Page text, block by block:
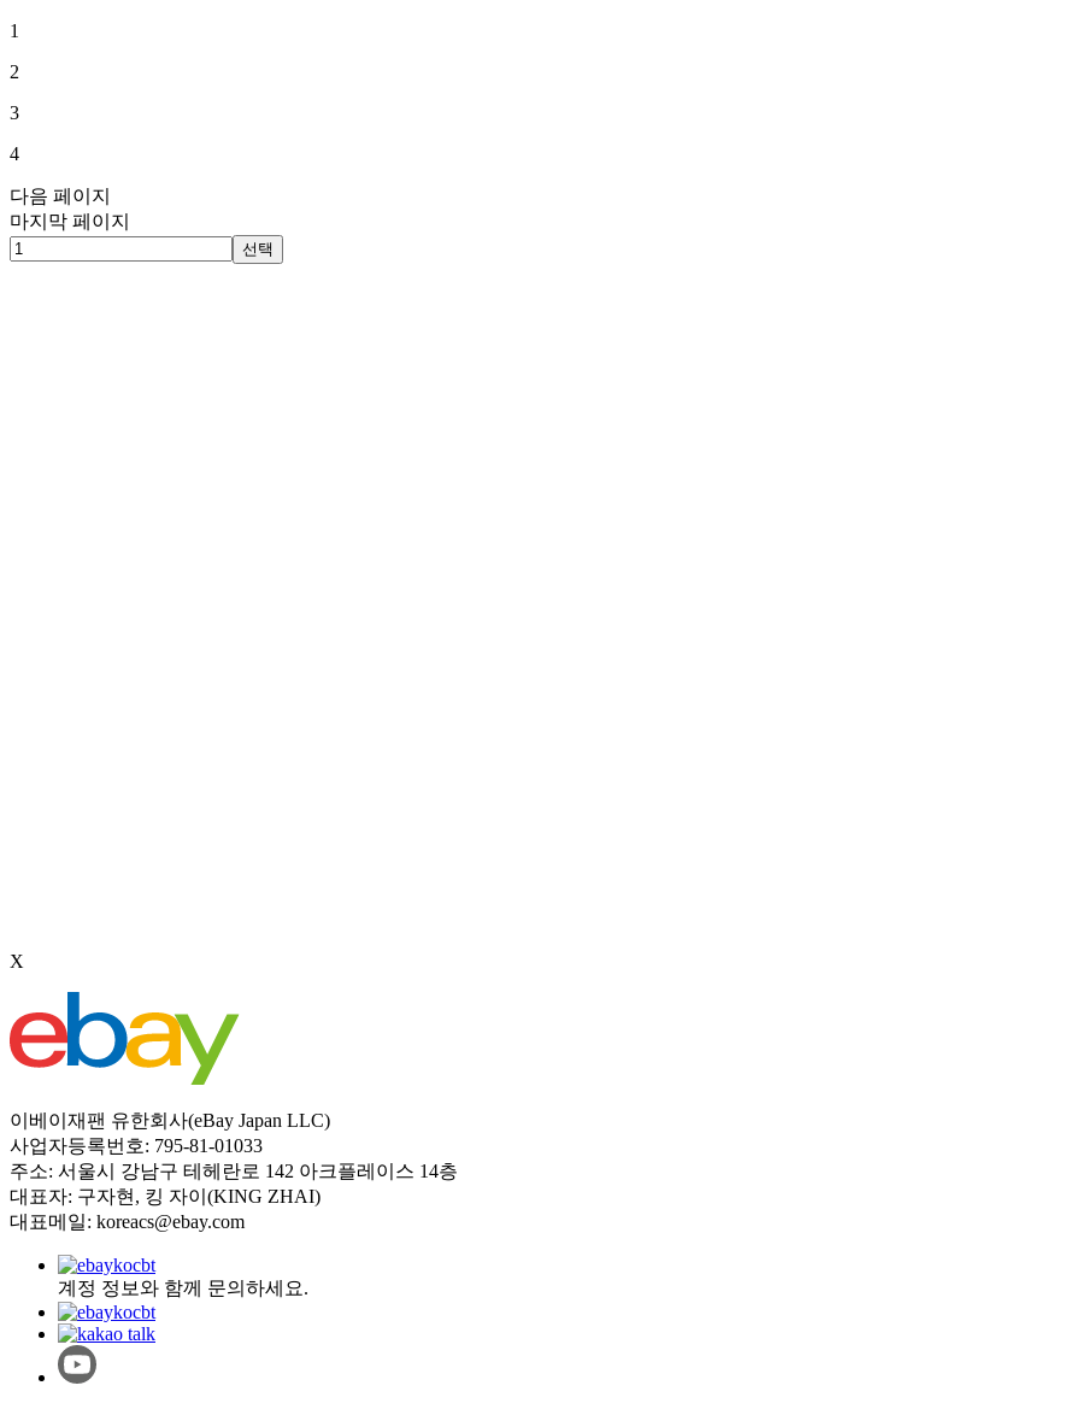
1
2
3
4
다음 페이지
마지막 페이지
선택
X
이베이재팬 유한회사(eBay Japan LLC)
사업자등록번호: 795-81-01033
주소: 서울시 강남구 테헤란로 142 아크플레이스 14층
대표자: 구자현, 킹 자이(KING ZHAI)
대표메일: koreacs@ebay.com
계정 정보와 함께 문의하세요.